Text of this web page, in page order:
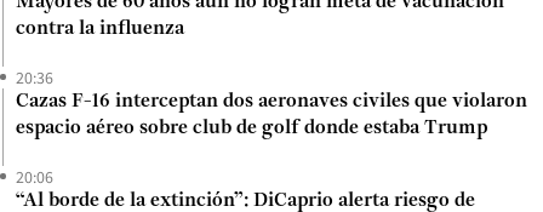
contra la influenza
20:36
Cazas F-16 interceptan dos aeronaves civiles que violaron
espacio aéreo sobre club de golf donde estaba Trump
20:06
“Al borde de la extinción”: DiCaprio alerta riesgo de